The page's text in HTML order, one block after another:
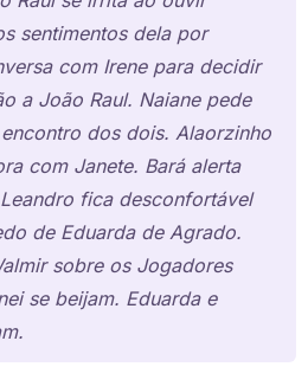
sentimentos dela por
com Irene para decidir
a João Raul. Naiane pede
dos dois. Alaorzinho
com Janete. Bará alerta
fica desconfortável
de Eduarda de Agrado.
sobre os Jogadores
se beijam. Eduarda e